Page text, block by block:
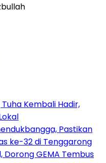
Kembali Hadir,
Pastikan
ke-32 di Tenggarong
Dorong GEMA Tembus